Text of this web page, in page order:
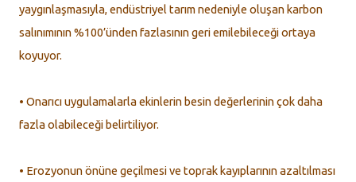
yaygınlaşmasıyla, endüstriyel tarım nedeniyle oluşan karbon
salınımının %100’ünden fazlasının geri emilebileceği ortaya
koyuyor.
• Onarıcı uygulamalarla ekinlerin besin değerlerinin çok daha
fazla olabileceği belirtiliyor.
• Erozyonun önüne geçilmesi ve toprak kayıplarının azaltılması